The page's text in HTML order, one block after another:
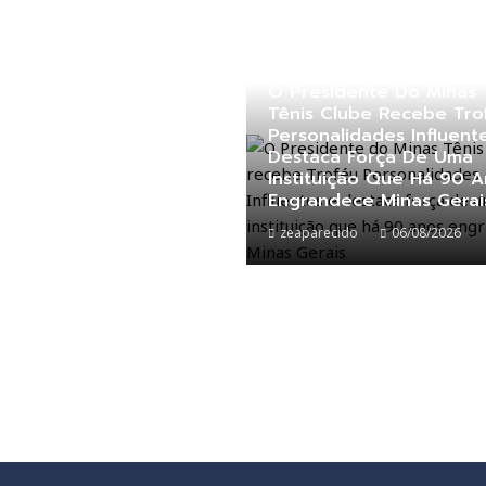
Tênis Clube Recebe
Personalidades
Destaca Força De Uma
Instituição Que Há 90
Engrandece Minas
zeaparecido 06/08/2026